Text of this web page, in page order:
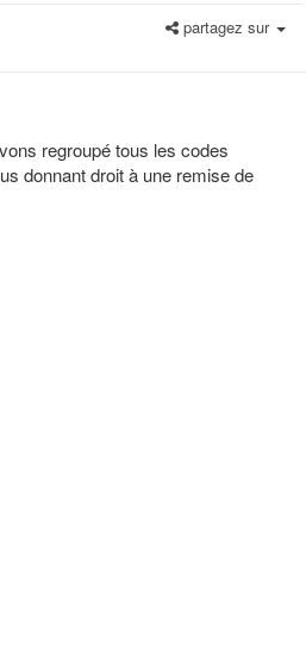
partagez sur
regroupé tous les codes
donnant droit à une remise de